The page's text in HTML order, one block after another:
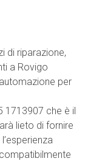
di riparazione,
a Rovigo
per
1713907 che è il
lieto di fornire